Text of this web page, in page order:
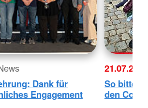
Dank für
Engagement
So bitte
den